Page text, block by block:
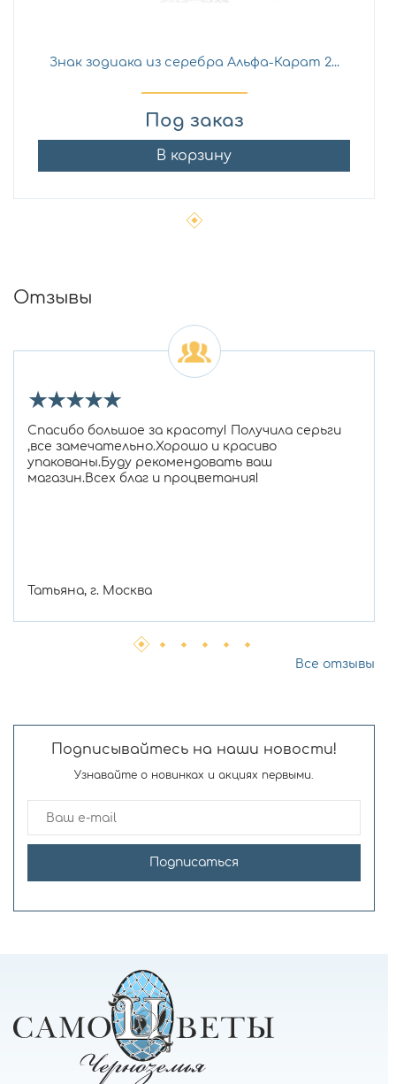
Знак зодиака из серебра Альфа-Карат 2...
Под заказ
В корзину
Отзывы
★★★★★
Спасибо большое за красоту! Получила серьги
,все замечательно.Хорошо и красиво
упакованы.Буду рекомендовать ваш
магазин.Всех благ и процветания!
Татьяна, г. Москва
Все отзывы
Подписывайтесь на наши новости!
Узнавайте о новинках и акциях первыми.
Подписаться